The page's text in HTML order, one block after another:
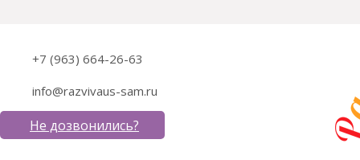
+7 (963) 664-26-63
info@razvivaus-sam.ru
Не дозвонились?